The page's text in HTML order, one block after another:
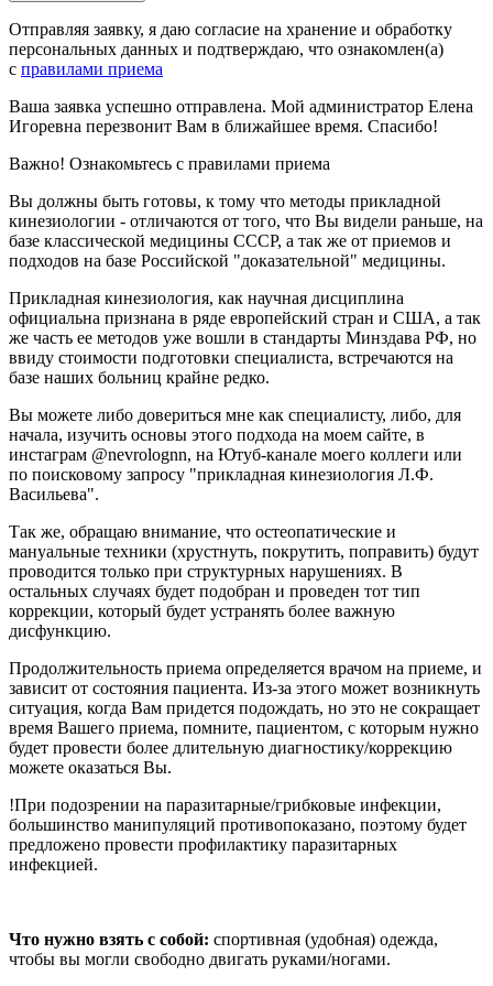
Отправляя заявку, я даю согласие на хранение и обработку
персональных данных и подтверждаю, что ознакомлен(а)
с правилами приема
Ваша заявка успешно отправлена. Мой администратор Елена
Игоревна перезвонит Вам в ближайшее время. Спасибо!
Важно! Ознакомьтесь с правилами приема
Вы должны быть готовы, к тому что методы прикладной
кинезиологии - отличаются от того, что Вы видели раньше, на
базе классической медицины СССР, а так же от приемов и
подходов на базе Российской "доказательной" медицины.
Прикладная кинезиология, как научная дисциплина
официальна признана в ряде европейский стран и США, а так
же часть ее методов уже вошли в стандарты Минздава РФ, но
ввиду стоимости подготовки специалиста, встречаются на
базе наших больниц крайне редко.
Вы можете либо довериться мне как специалисту, либо, для
начала, изучить основы этого подхода на моем сайте, в
инстаграм @nevrolognn, на Ютуб-канале моего коллеги или
по поисковому запросу "прикладная кинезиология Л.Ф.
Васильева".
Так же, обращаю внимание, что остеопатические и
мануальные техники (хрустнуть, покрутить, поправить) будут
проводится только при структурных нарушениях. В
остальных случаях будет подобран и проведен тот тип
коррекции, который будет устранять более важную
дисфункцию.
Продолжительность приема определяется врачом на приеме, и
зависит от состояния пациента. Из-за этого может возникнуть
ситуация, когда Вам придется подождать, но это не сокращает
время Вашего приема, помните, пациентом, с которым нужно
будет провести более длительную диагностику/коррекцию
можете оказаться Вы.
!При подозрении на паразитарные/грибковые инфекции,
большинство манипуляций противопоказано, поэтому будет
предложено провести профилактику паразитарных
инфекцией.
Что нужно взять с собой: спортивная (удобная) одежда,
чтобы вы могли свободно двигать руками/ногами.